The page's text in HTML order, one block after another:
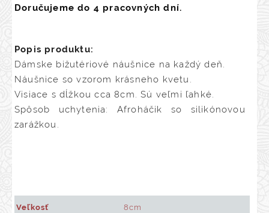
Doručujeme do 4 pracovných dní.
Popis produktu:
Dámske bižutériové náušnice na každý deň.
Náušnice so vzorom krásneho kvetu.
Visiace s dĺžkou cca 8cm. Sú veľmi ľahké.
Spôsob uchytenia: Afroháčik so silikónovou
zarážkou.
Veľkosť 8cm